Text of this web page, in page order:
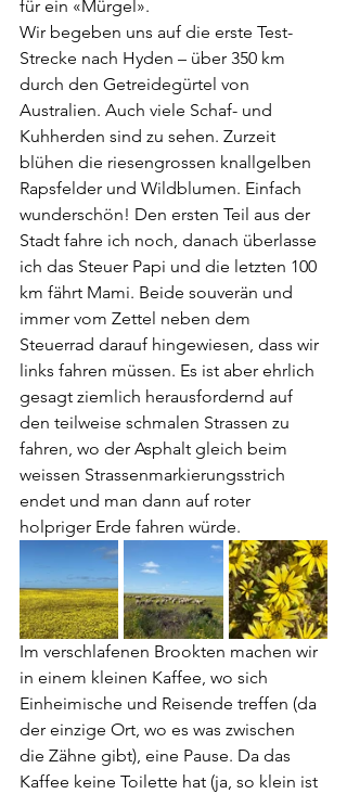
für ein «Mürgel».
Wir begeben uns auf die erste Test-
Strecke nach Hyden – über 350 km
durch den Getreidegürtel von
Australien. Auch viele Schaf- und
Kuhherden sind zu sehen. Zurzeit
blühen die riesengrossen knallgelben
Rapsfelder und Wildblumen. Einfach
wunderschön! Den ersten Teil aus der
Stadt fahre ich noch, danach überlasse
ich das Steuer Papi und die letzten 100
km fährt Mami. Beide souverän und
immer vom Zettel neben dem
Steuerrad darauf hingewiesen, dass wir
links fahren müssen. Es ist aber ehrlich
gesagt ziemlich herausfordernd auf
den teilweise schmalen Strassen zu
fahren, wo der Asphalt gleich beim
weissen Strassenmarkierungsstrich
endet und man dann auf roter
holpriger Erde fahren würde.
Im verschlafenen Brookten machen wir
in einem kleinen Kaffee, wo sich
Einheimische und Reisende treffen (da
der einzige Ort, wo es was zwischen
die Zähne gibt), eine Pause. Da das
Kaffee keine Toilette hat (ja, so klein ist